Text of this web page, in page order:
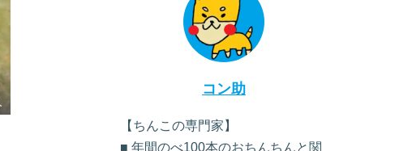
コン助
【ちんこの専門家】
■ 年間のべ100本のおちんちんと関